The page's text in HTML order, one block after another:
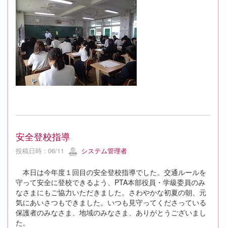
安全登校指導
投稿日時 : 06/11 システム管理者
本日は今年度１回目の安全登校指導でした。交通ルールを
守って安全に登校できるよう、PTA本部役員・学級委員のみ
なさまにもご協力いただきました。さわやかな初夏の朝、元
気にあいさつもできました。いつも見守ってくださっている
保護者のみなさま、地域のみなさま、ありがとうございまし
た。